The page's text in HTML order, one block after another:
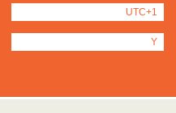
UTC+1
Y